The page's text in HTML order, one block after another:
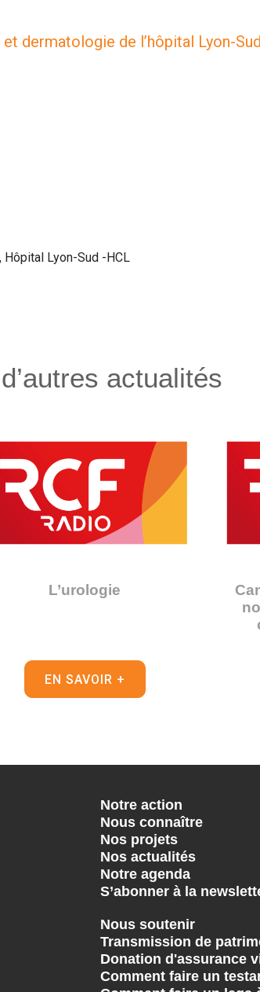
dermatologie de l’hôpital Lyon-
Lyon-Sud -HCL
actualités
L’urologie
EN SAVOIR +
Notre action
Nous connaître
Nos projets
Nos actualités
Notre agenda
S’abonner à la
Nous soutenir
Transmission de
Donation d'assurance
Comment faire un